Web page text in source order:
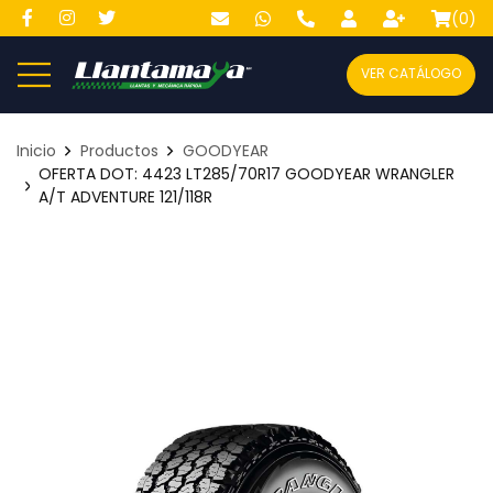
(0)
VER CATÁLOGO
Inicio Productos
GOODYEAR
OFERTA DOT: 4423 LT285/70R17 GOODYEAR WRANGLER
A/T ADVENTURE 121/118R